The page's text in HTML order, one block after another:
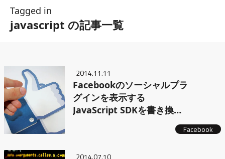
Tagged in
javascript の記事一覧
2014.11.11
Facebookのソーシャルプラ
グインを表示する
JavaScript SDKを書き換え
Facebook
2014.07.10